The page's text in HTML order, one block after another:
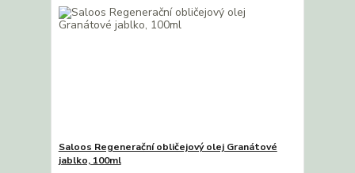
Saloos Regenerační obličejový olej Granátové
jablko, 100ml